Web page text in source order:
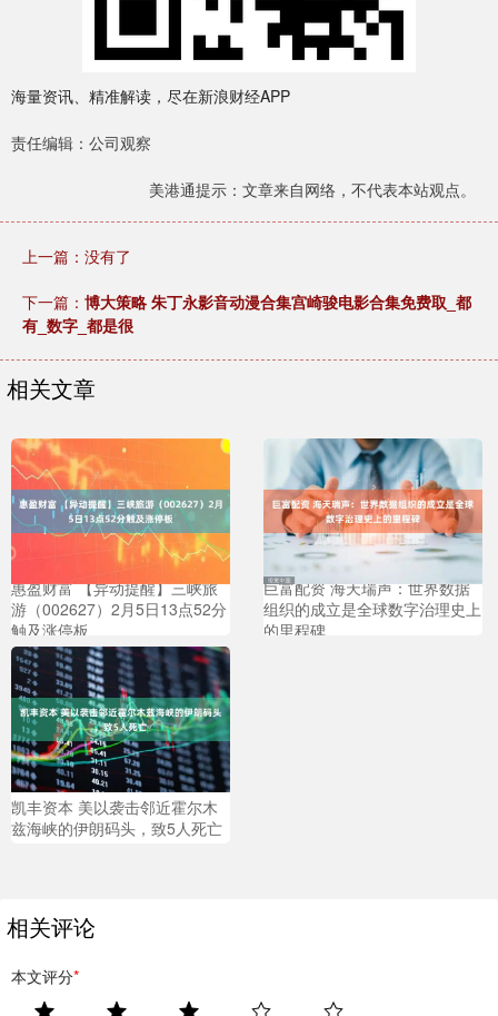
海量资讯、精准解读，尽在新浪财经APP
责任编辑：公司观察
美港通提示：文章来自网络，不代表本站观点。
上一篇：没有了
下一篇： 博大策略 朱丁永影音动漫合集宫崎骏电影合集免费取_都
有_数字_都是很
相关文章
惠盈财富 【异动提醒】三峡旅
游（002627）2月5日13点52分
触及涨停板
巨富配资 海天瑞声：世界数据
组织的成立是全球数字治理史上
的里程碑
凯丰资本 美以袭击邻近霍尔木
兹海峡的伊朗码头，致5人死亡
相关评论
本文评分*